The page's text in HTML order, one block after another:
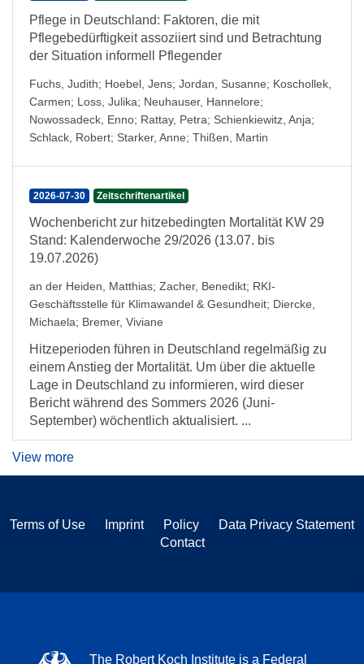
Pflege in Deutschland: Faktoren, die mit
Pflegebedürftigkeit assoziiert sind und Betrachtung
der Situation informell Pflegender
Fuchs, Judith; Hoebel, Jens; Jordan, Susanne; Koschollek,
Carmen; Loss, Julika; Neuhauser, Hannelore;
Nowossadeck, Enno; Rattay, Petra; Schienkiewitz, Anja;
Schlack, Robert; Starker, Anne; Thißen, Martin
2026-07-30 Zeitschriftenartikel
Wochenbericht zur hitzebedingten Mortalität KW 29
Stand: Kalenderwoche 29/2026 (13.07. bis
19.07.2026)
an der Heiden, Matthias; Zacher, Benedikt; RKI-
Geschäftsstelle für Klimawandel & Gesundheit; Diercke,
Michaela; Bremer, Viviane
Hitzeperioden führen in Deutschland regelmäßig zu
einem Anstieg der Mortalität. Um über die aktuelle
Lage in Deutschland zu informieren, wird dieser
Bericht während des Sommers 2026 (Juni-
September) wöchentlich aktualisiert. ...
View more
Terms of Use Imprint Policy
Data Privacy Statement
Contact
The Robert Koch Institute is a Federal